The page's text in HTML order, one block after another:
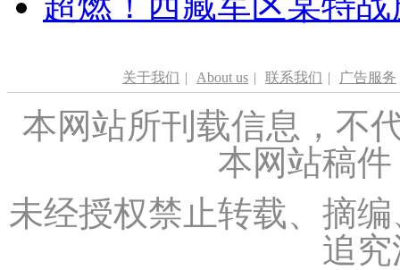
关于我们 | About us | 联系我们 | 广告服务
本网站所刊载信息，不
本网站稿
未经授权禁止转载、摘
追